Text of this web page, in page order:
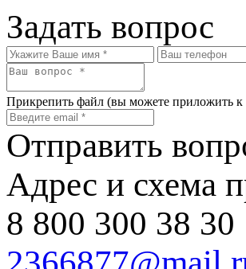
Задать вопрос
Прикрепить файл (вы можете приложить к
Отправить
Адрес и схема
8 800 300 38 30